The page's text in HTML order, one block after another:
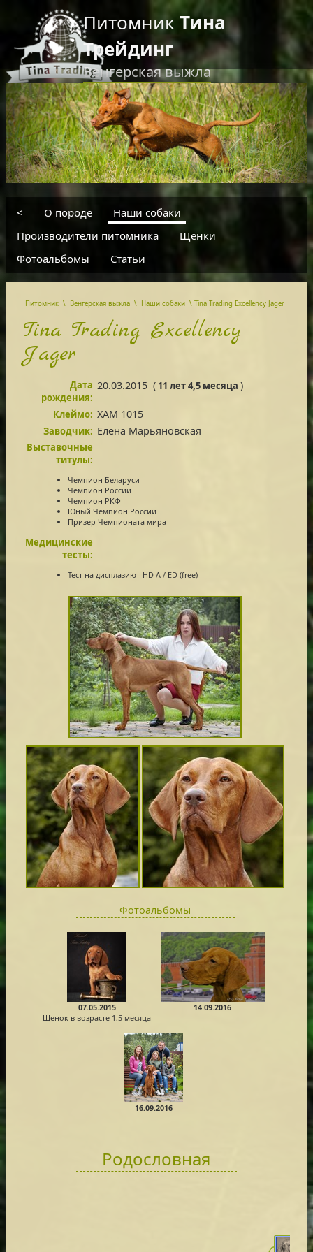
ПитомникТина
Трейдинг
Венгерская выжла
RU EN
введите текст для поиска
< О породе
Наши собаки
Производители питомника
Щенки
Фотоальбомы
Статьи
Питомник \ Венгерская выжла \ Наши собаки \ Tina Trading Excellency Jager
Tina Trading Excellency
Jager
Дата
рождения:
20.03.2015(11 лет 4,5 месяца )
Клеймо: XAM 1015
Заводчик: Елена Марьяновская
Выставочные
титулы:
Чемпион Беларуси
Чемпион России
Чемпион РКФ
Юный Чемпион России
Призер Чемпионата мира
Медицинские
тесты:
Тест на дисплазию - HD-A / ED (free)
Фотоальбомы
07.05.2015
Щенок в возрасте 1,5 месяца
14.09.2016
16.09.2016
Родословная
CH